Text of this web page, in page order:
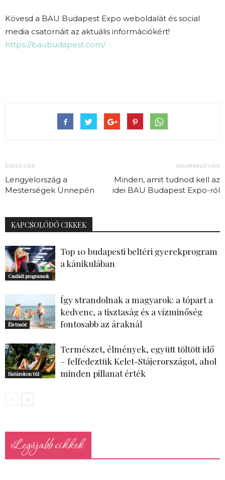
Kövesd a BAU Budapest Expo weboldalát és social
media csatornáit az aktuális információkért!
https://baubudapest.com/
Előző cikk
Lengyelország a
Mesterségek Ünnepén
Következő cikk
Minden, amit tudnod kell az
idei BAU Budapest Expo-ról
KAPCSOLÓDÓ CIKKEK
Családi programok
Top 10 budapesti beltéri gyerekprogram
a kánikulában
Életmód
Így strandolnak a magyarok: a tópart a
kedvenc, a tisztaság és a vízminőség
fontosabb az áraknál
Határokon túl
Természet, élmények, együtt töltött idő
– felfedeztük Kelet-Stájerországot, ahol
minden pillanat érték
Legújabb cikkek